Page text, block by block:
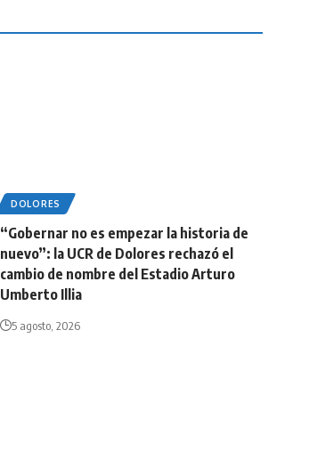
DOLORES
“Gobernar no es empezar la historia de
nuevo”: la UCR de Dolores rechazó el
cambio de nombre del Estadio Arturo
Umberto Illia
5 agosto, 2026